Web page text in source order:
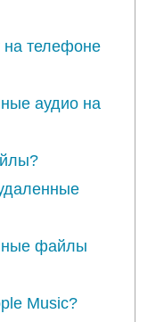
на телефоне
аудио на
файлы
Music?